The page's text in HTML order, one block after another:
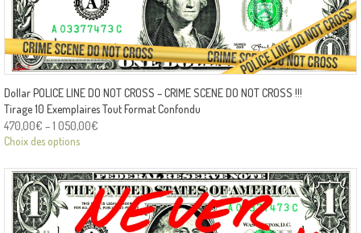
Dollar POLICE LINE DO NOT CROSS – CRIME SCENE DO NOT CROSS !!!
Tirage 10 Exemplaires Tout Format Confondu
470,00€ –1 050,00€
Choix des options